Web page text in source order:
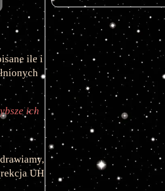
ile i
ich
UH